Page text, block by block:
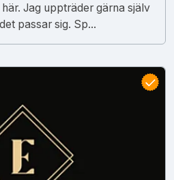
Jag uppträder gärna själv
passar sig. Sp...